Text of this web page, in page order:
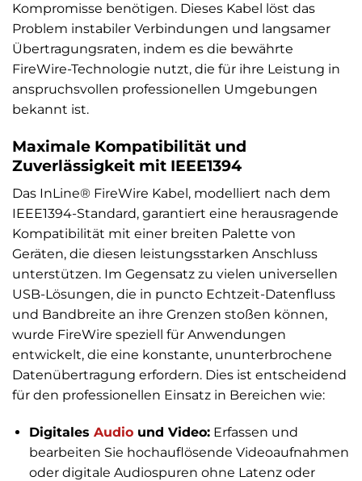
Kompromisse benötigen. Dieses Kabel löst das
Problem instabiler Verbindungen und langsamer
Übertragungsraten, indem es die bewährte
FireWire-Technologie nutzt, die für ihre Leistung in
anspruchsvollen professionellen Umgebungen
bekannt ist.
Maximale Kompatibilität und
Zuverlässigkeit mit IEEE1394
Das InLine® FireWire Kabel, modelliert nach dem
IEEE1394-Standard, garantiert eine herausragende
Kompatibilität mit einer breiten Palette von
Geräten, die diesen leistungsstarken Anschluss
unterstützen. Im Gegensatz zu vielen universellen
USB-Lösungen, die in puncto Echtzeit-Datenfluss
und Bandbreite an ihre Grenzen stoßen können,
wurde FireWire speziell für Anwendungen
entwickelt, die eine konstante, ununterbrochene
Datenübertragung erfordern. Dies ist entscheidend
für den professionellen Einsatz in Bereichen wie:
Digitales Audiound Video:Erfassen und
bearbeiten Sie hochauflösende Videoaufnahmen
oder digitale Audiospuren ohne Latenz oder